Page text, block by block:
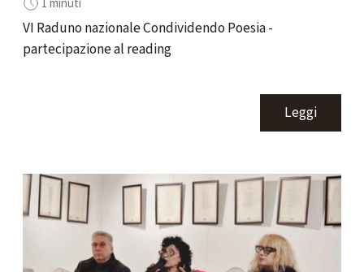
1 minuti
VI Raduno nazionale Condividendo Poesia -
partecipazione al reading
Leggi